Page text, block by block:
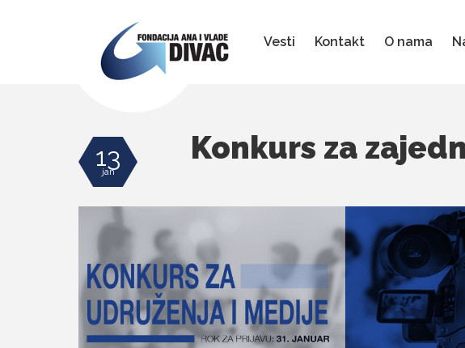
Vlade
Divac
Vesti Kontakt O nama
13
jan
Konkurs za